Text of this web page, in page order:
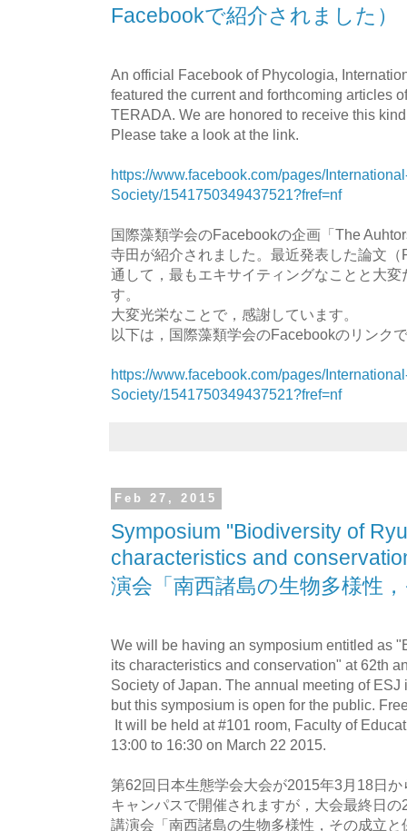
Facebookで紹介されました）
An official Facebook of Phycologia,
featured the current and forthcoming articles
TERADA. We are honored to receive this
Please take a look at the link.
https://www.facebook.com/pages/
Society/1541750349437521?fref=nf
国際藻類学会のFacebookの企画「The
寺田が紹介されました。最近発表した論文
通して，最もエキサイティングなことと大
す。
大変光栄なことで，感謝しています。
以下は，国際藻類学会のFacebookのリンク
https://www.facebook.com/pages/
Society/1541750349437521?fref=nf
Feb 27, 2015
Symposium "Biodiversity of
characteristics and
演会「南西諸島の生物多様性
We will be having an symposium entitled as
its characteristics and conservation" at 62th
Society of Japan. The annual meeting of ESJ
but this symposium is open for the public.
It will be held at #101 room, Faculty of
13:00 to 16:30 on March 22 2015.
第62回日本生態学会大会が2015年3月18日
キャンパスで開催されますが，大会最終日
講演会「南西諸島の生物多様性，その成立